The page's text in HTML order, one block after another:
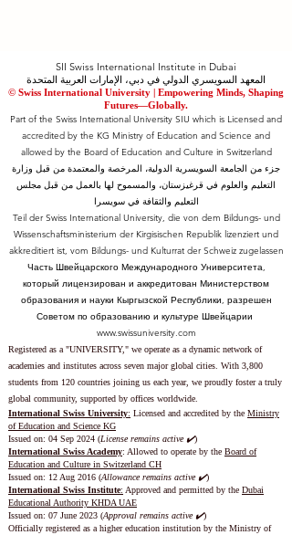
SII Swiss International Institute in Dubai
المعهد السويسري الدولي في دبي، الإمارات العربية المتحدة
© Swiss International University | ​Empowering Minds, Shaping
Futures—Globally.
Part of the Swiss International University SIU which is Licensed and
accredited by the KG Ministry of Education and Science and
allowed by the Board of Education and Culture in Switzerland
جزء من الجامعة السويسرية الدولية، المرخصة والمعتمدة من قبل وزارة
التعليم والعلوم في قرغيزستان، والمسموح لها بالعمل من قبل مجلس
التعليم والثقافة في سويسرا
Teil der Swiss International University, die von dem Bildungs- und
Wissenschaftsministerium der Kirgisischen Republik lizenziert und
akkreditiert ist, vom Bildungs- und Kulturrat der Schweiz zugelassen
Часть Швейцарского Международного Университета,
который лицензирован и аккредитован Министерством
образования и науки Кыргызской Республики, разрешен
Советом по образованию и культуре Швейцарии
www.swissuniversity.com
Registered as a "UNIVERSITY," we operate as a dynamic network of
academies and institutes across seven major global cities. With 3,800
students from 120 countries joining us each year, we proudly foster a truly
global community, supported by offices worldwide.
International Swiss University: Licensed and accredited by the Ministry
of Education and Science KG
Issued on: 04 Sep 2024 (License remains active ✔️)
International Swiss Academy: Allowed to operate by the Board of
Education and Culture in Switzerland CH
Issued on: 12 Aug 2016 (Allowance remains active ✔️)
International Swiss Institute: Approved and permitted by the Dubai
Educational Authority KHDA UAE
Issued on: 07 June 2023 (Approval remains active ✔️)
Officially registered as a higher education institution by the Ministry of